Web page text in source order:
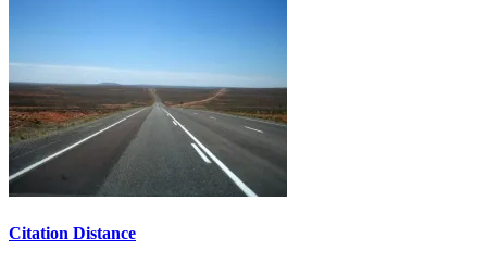
Citation Distance